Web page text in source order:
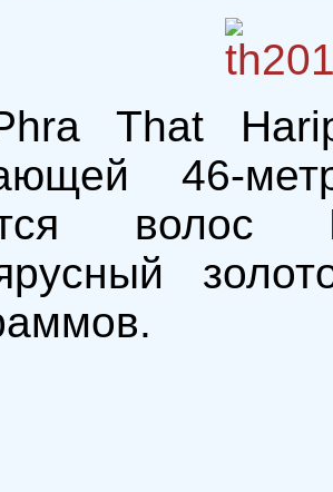
That
46-
волос